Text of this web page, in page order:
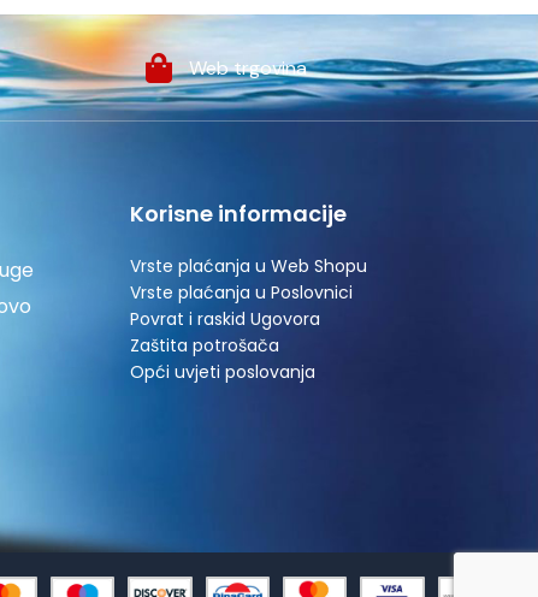
Web trgovina
Korisne informacije
Vrste plaćanja u Web Shopu
Vrste plaćanja u Poslovnici
Povrat i raskid Ugovora
Zaštita potrošača
Opći uvjeti poslovanja